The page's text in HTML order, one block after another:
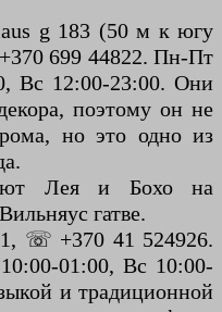
g 183 (50 м к югу
699 44822. Пн-Пт
Вс 12:00-23:00. Они
поэтому он не
но это одно из
Лея и Бохо на
гатве.
☏ +370 41 524926.
01:00, Вс 10:00-
и традиционной